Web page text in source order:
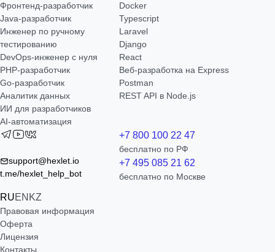
Фронтенд-разработчик
Java-разработчик
Инженер по ручному
тестированию
DevOps-инженер с нуля
РНР-разработчик
Go-разработчик
Аналитик данных
ИИ для разработчиков
AI-автоматизация
Docker
Typescript
Laravel
Django
React
Веб-разработка на Express
Postman
REST API в Node.js
support@hexlet.io
t.me/hexlet_help_bot
RUEN KZ
+7 800 100 22 47
бесплатно по РФ
+7 495 085 21 62
бесплатно по Москве
Правовая информация
Оферта
Лицензия
Контакты